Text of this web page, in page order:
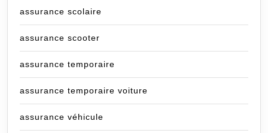
assurance scolaire
assurance scooter
assurance temporaire
assurance temporaire voiture
assurance véhicule